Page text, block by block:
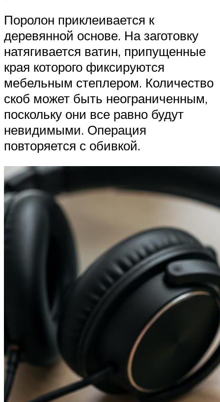
Поролон приклеивается к
деревянной основе. На заготовку
натягивается ватин, припущенные
края которого фиксируются
мебельным степлером. Количество
скоб может быть неограниченным,
поскольку они все равно будут
невидимыми. Операция
повторяется с обивкой.